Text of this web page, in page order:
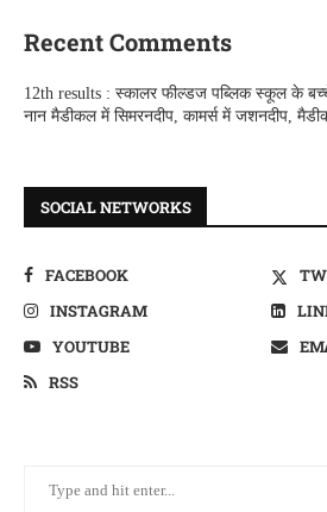
Recent Comments
12th results : स्कालर फील्डज पब्लिक स्कूल के बच्चे
नान मैडीकल में सिमरनदीप, कामर्स में जशनदीप,
SOCIAL NETWORKS
FACEBOOK
INSTAGRAM
YOUTUBE
RSS